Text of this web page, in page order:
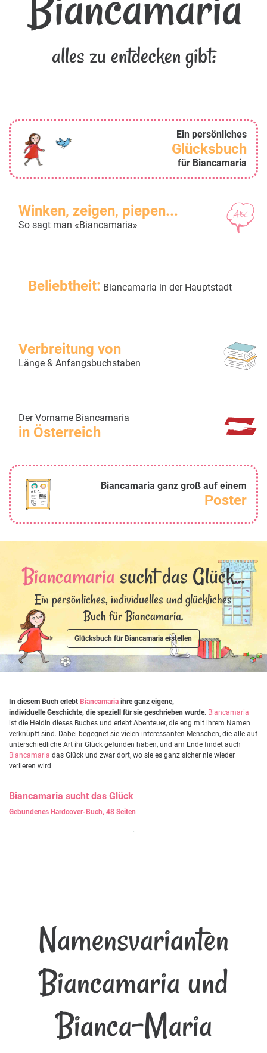
alles zu entdecken gibt:
Ein persönliches
Glücksbuch
für Biancamaria
Winken, zeigen, piepen...
So sagt man «Biancamaria»
Beliebtheit: Biancamaria in der Hauptstadt
Verbreitung von
Länge & Anfangsbuchstaben
Der Vorname Biancamaria
in Österreich
Biancamaria ganz groß auf einem
Poster
Biancamariasucht das Glück...
Ein persönliches, individuelles und glückliches
Buch für Biancamaria.
Glücksbuch für Biancamaria erstellen
In diesem Buch erlebt Biancamaria ihre ganz eigene,
individuelle Geschichte, die speziell für sie geschrieben wurde. Biancamaria
ist die Heldin dieses Buches und erlebt Abenteuer, die eng mit ihrem Namen
verknüpft sind. Dabei begegnet sie vielen interessanten Menschen, die alle auf
unterschiedliche Art ihr Glück gefunden haben, und am Ende findet auch
Biancamaria das Glück und zwar dort, wo sie es ganz sicher nie wieder
verlieren wird.
Biancamaria sucht das Glück
Gebundenes Hardcover-Buch, 48 Seiten
Namensvarianten
Biancamaria und
Bianca-Maria